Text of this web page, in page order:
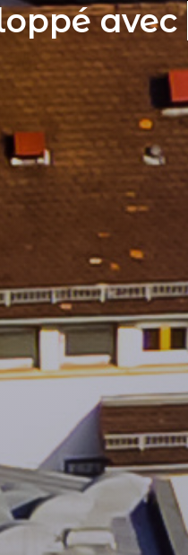
avec